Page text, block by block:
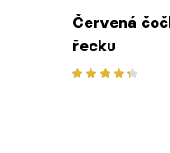
Červená
řecku